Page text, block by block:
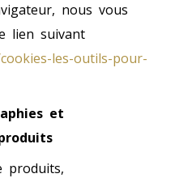
nous vous
lien suivant
les-outils-pour-
et
produits,